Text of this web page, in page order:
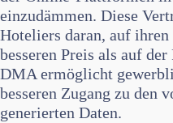
einzudämmen. Diese
Hoteliers daran, auf ihren
besseren Preis als auf
DMA ermöglicht
besseren Zugang zu den
generierten Daten.